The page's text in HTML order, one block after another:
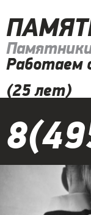
Работаем
(25 лет)